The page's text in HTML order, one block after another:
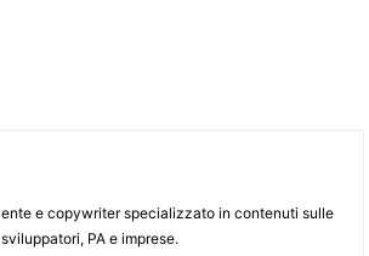
e copywriter specializzato in contenuti sulle
PA e imprese.